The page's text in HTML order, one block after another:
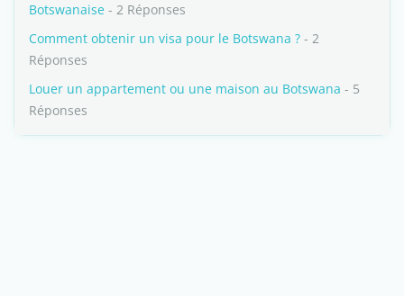
Botswanaise - 2 Réponses
Comment obtenir un visa pour le Botswana ? - 2
Réponses
Louer un appartement ou une maison au Botswana - 5
Réponses